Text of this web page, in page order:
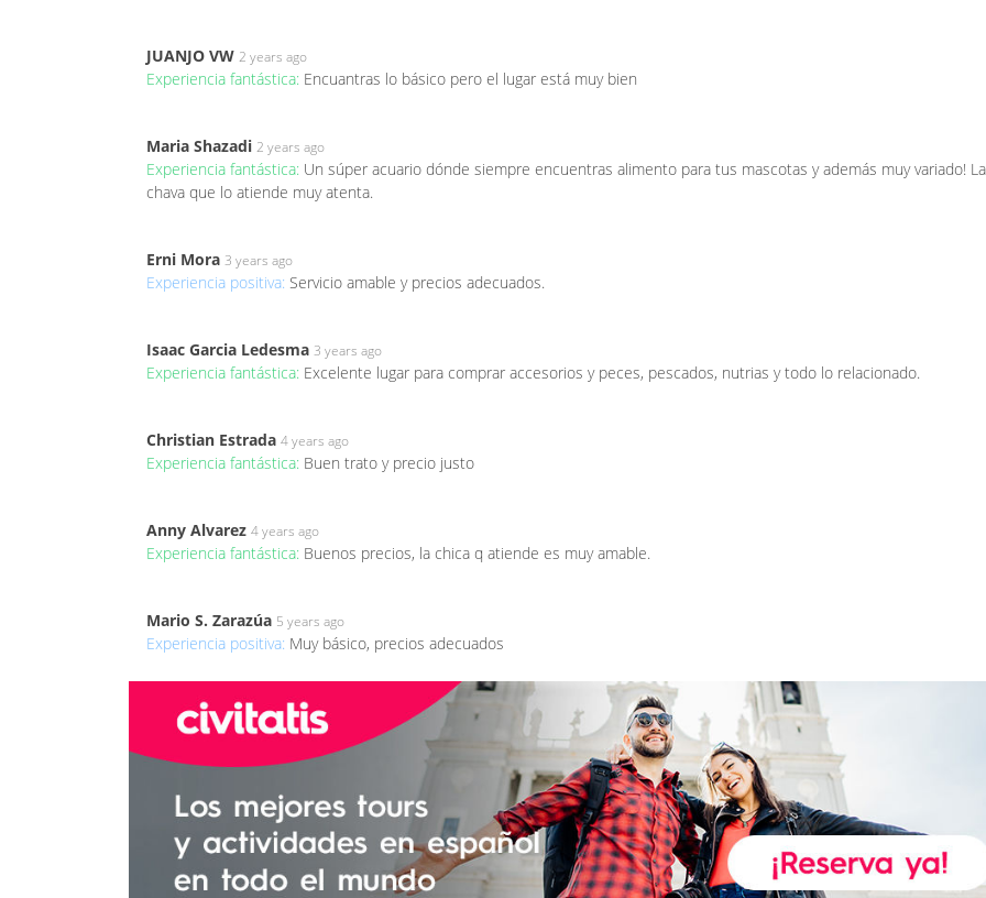
JUANJO VW 2 years ago
Experiencia fantástica: Encuantras lo básico pero el lugar está muy bien
Maria Shazadi 2 years ago
Experiencia fantástica: Un súper acuario dónde siempre encuentras alimento para tus mascotas y además muy variado! La
chava que lo atiende muy atenta.
Erni Mora 3 years ago
Experiencia positiva: Servicio amable y precios adecuados.
Isaac Garcia Ledesma 3 years ago
Experiencia fantástica: Excelente lugar para comprar accesorios y peces, pescados, nutrias y todo lo relacionado.
Christian Estrada 4 years ago
Experiencia fantástica: Buen trato y precio justo
Anny Alvarez 4 years ago
Experiencia fantástica: Buenos precios, la chica q atiende es muy amable.
Mario S. Zarazúa 5 years ago
Experiencia positiva: Muy básico, precios adecuados